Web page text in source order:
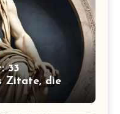
33
Zitate, die